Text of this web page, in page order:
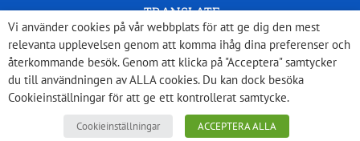
TRANSLATE
© 2026 Med Israel för fred
Vi använder cookies på vår webbplats för att ge dig den mest
relevanta upplevelsen genom att komma ihåg dina preferenser och
återkommande besök. Genom att klicka på "Acceptera" samtycker
du till användningen av ALLA cookies. Du kan dock besöka
Cookieinställningar för att ge ett kontrollerat samtycke.
Cookieinställningar ACCEPTERA ALLA